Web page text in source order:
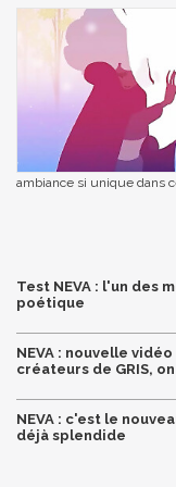
ambiance si unique dans
Test NEVA : l'un des
poétique
NEVA : nouvelle
créateurs de GRIS,
NEVA : c'est le
déjà splendide